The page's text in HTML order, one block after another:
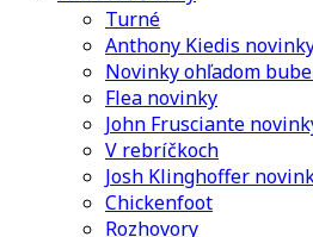
Turné
Anthony Kiedis
Novinky ohľadom
Flea novinky
John Frusciante
V rebríčkoch
Josh Klinghoffer
Chickenfoot
Rozhovory